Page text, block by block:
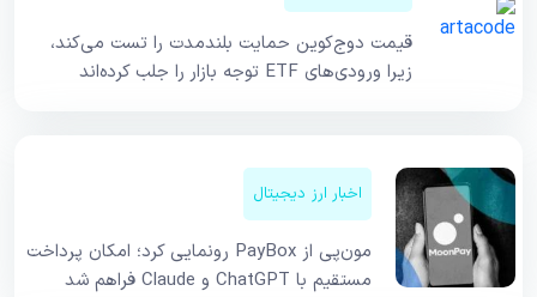
قیمت دوج‌کوین حمایت بلندمدت را تست می‌کند،
زیرا ورودی‌های ETF توجه بازار را جلب کرده‌اند
اخبار ارز دیجیتال
مون‌پی از PayBox رونمایی کرد؛ امکان پرداخت
مستقیم با ChatGPT و Claude فراهم شد